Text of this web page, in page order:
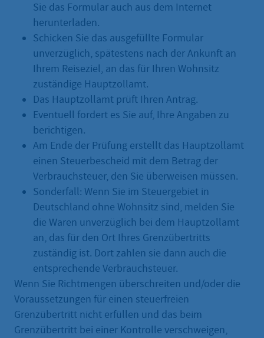
Sie das Formular auch aus dem Internet
herunterladen.
Schicken Sie das ausgefüllte Formular
unverzüglich, spätestens nach der Ankunft an
Ihrem Reiseziel, an das für Ihren Wohnsitz
zuständige Hauptzollamt.
Das Hauptzollamt prüft Ihren Antrag.
Eventuell fordert es Sie auf, Ihre Angaben zu
berichtigen.
Am Ende der Prüfung erstellt das Hauptzollamt
einen Steuerbescheid mit dem Betrag der
Verbrauchsteuer, den Sie überweisen müssen.
Sonderfall: Wenn Sie im Steuergebiet in
Deutschland ohne Wohnsitz sind, melden Sie
die Waren unverzüglich bei dem Hauptzollamt
an, das für den Ort Ihres Grenzübertritts
zuständig ist. Dort zahlen sie dann auch die
entsprechende Verbrauchsteuer.
Wenn Sie Richtmengen überschreiten und/oder die
Voraussetzungen für einen steuerfreien
Grenzübertritt nicht erfüllen und das beim
Grenzübertritt bei einer Kontrolle verschweigen,